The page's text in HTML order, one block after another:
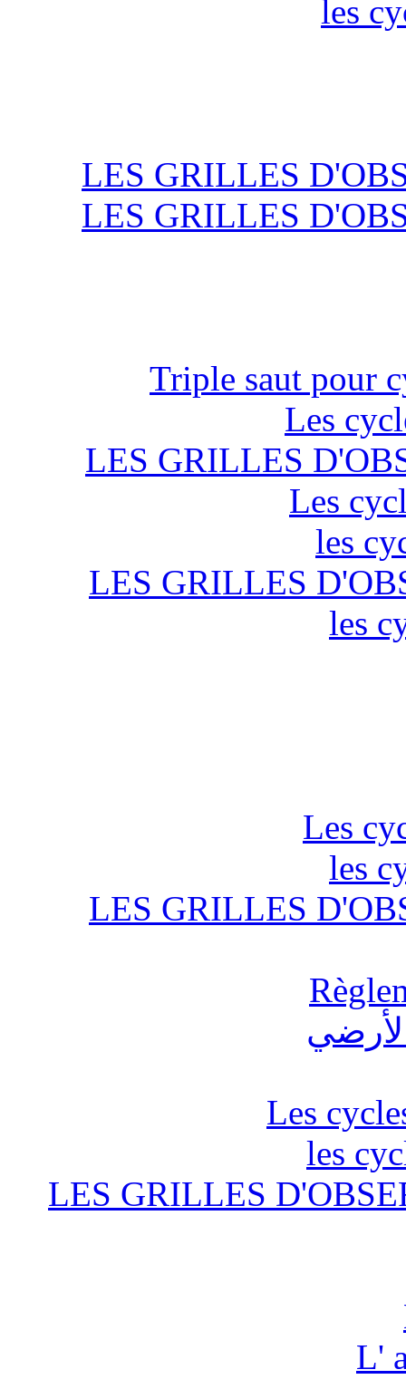
les
LES GRILLES
LES GRILLES
Triple saut pour
Les
LES GRILLES
Les
les
LES GRILLES
les
Les
les
LES GRILLES
Les
les
LES GRILLES
L'